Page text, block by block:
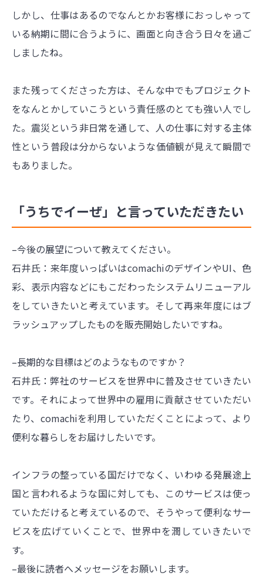
しかし、仕事はあるのでなんとかお客様におっしゃって
いる納期に間に合うように、画面と向き合う日々を過ご
しましたね。
また残ってくださった方は、そんな中でもプロジェクト
をなんとかしていこうという責任感のとても強い人でし
た。震災という非日常を通して、人の仕事に対する主体
性という普段は分からないような価値観が見えて瞬間で
もありました。
「うちでイーぜ」と言っていただきたい
–今後の展望について教えてください。
石井氏：来年度いっぱいはcomachiのデザインやUI、色
彩、表示内容などにもこだわったシステムリニューアル
をしていきたいと考えています。そして再来年度にはブ
ラッシュアップしたものを販売開始したいですね。
–長期的な目標はどのようなものですか？
石井氏：弊社のサービスを世界中に普及させていきたい
です。それによって世界中の雇用に貢献させていただい
たり、comachiを利用していただくことによって、より
便利な暮らしをお届けしたいです。
インフラの整っている国だけでなく、いわゆる発展途上
国と言われるような国に対しても、このサービスは使っ
ていただけると考えているので、そうやって便利なサー
ビスを広げていくことで、世界中を潤していきたいで
す。
–最後に読者へメッセージをお願いします。